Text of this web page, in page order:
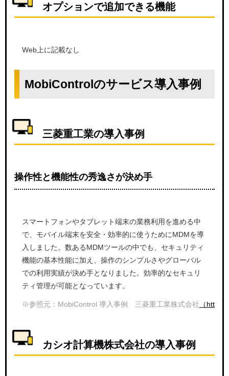
オプションで追加できる機能
Web上に記載なし
MobiControlのサービス導入事例
三菱重工業の導入事例
操作性と機能性の秀逸さが決め手
スマートフォンやタブレット端末の業務利用を進める中
で、モバイル端末を安全・効率的に使うためにMDMを導
入しました。数あるMDMツールの中でも、セキュリティ
機能の基本性能に加え、操作のシンプルさやグローバル
での利用実績が決め手となりました。効率的なセキュリ
ティ管理が可能となっています。
※参照元：MobiControl 導入事例 三菱重工業株式会社 （
カシオ計算機株式会社の導入事例